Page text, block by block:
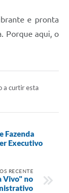
e pronta
Porque aqui, o
a curtir esta
Fazenda
Executivo
RECENTE
Vivo" no